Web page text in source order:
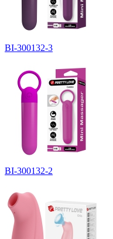
BI-300132-3
BI-300132-2